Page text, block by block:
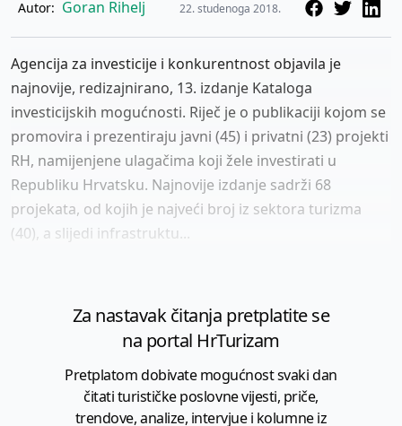
Autor: Goran Rihelj 22. studenoga 2018.
Agencija za investicije i konkurentnost objavila je
najnovije, redizajnirano, 13. izdanje Kataloga
investicijskih mogućnosti. Riječ je o publikaciji kojom se
promovira i prezentiraju javni (45) i privatni (23) projekti
RH, namijenjene ulagačima koji žele investirati u
Republiku Hrvatsku. Najnovije izdanje sadrži 68
projekata, od kojih je najveći broj iz sektora turizma
(40), a slijedi infrastruktu...
Za nastavak čitanja pretplatite se
na portal HrTurizam
Pretplatom dobivate mogućnost svaki dan
čitati turističke poslovne vijesti, priče,
trendove, analize, intervjue i kolumne iz